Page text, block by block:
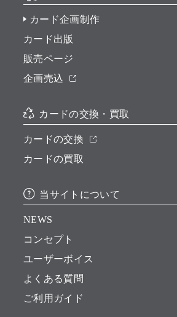
カード企画制作
カード出版
販売ページ
企画売込
カードの交換・買取
カードの交換
カードの買取
当サイトについて
NEWS
コンセプト
ユーザーボイス
よくある質問
ご利用ガイド